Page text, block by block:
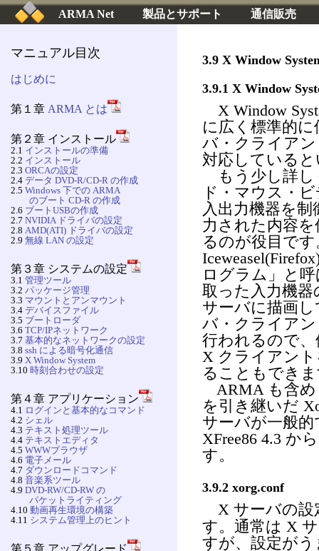
ARMA Net 製品とサポート 通信販売
マニュアル目次
はじめに
第１章 ARMA とは
第２章 インストール
2.1 インストールの準備
2.2 インストール
2.3 ORCAの設定
2.4 データ DVD-R/CD-R の作成
2.5 Windows 下での ARMA
のブート CD-R の作成
2.6 ブートUSBの作成
2.7 NVIDIA ドライバの設定
2.8 AMD(ATI) ドライバの設定
2.9 無線 LAN の設定
第３章 システムの設定
3.1 管理ツール
3.2 パッケージ管理
3.3 マウントとアンマウント
3.4 デバイスファイル
3.5 ブートローダ
3.6 TCP/IPネットワーク
3.7 基本的なネットワークの設定
3.8 ssh による暗号化通信
3.9 X Window System
3.10 時刻合わせの設定
第４章 アプリケーション
4.1 ログインと基本的なコマンド
4.2 シェル
4.3 テキスト処理ツール
4.4 テキストエディタ
4.5 WWWブラウザ
4.6 電子メール
4.7 ダウンロードコマンド
4.8 音楽系ツール
4.9 DVD-RW/CD-RW の
パケットライティング
4.10 動画再生環境の構築
4.11 システム管理上のヒント
第５章 アップグレード
3.9 X Window
3.9.1 X Window
X Window
に広く標準的
バ・クライア
対応している
もう少し詳し
ド・マウス・
入出力機器を
力された内容
るのが役目で
ログラム」と
取った入力機
サーバに描画
バ・クライア
行われるので
X クライアン
ることもでき
ARMA も含め
を引き継いだ
サーバが一般
XFree86 4.3 か
す。
3.9.2 xorg.conf
X サーバの設
す。通常は X
すが、設定が